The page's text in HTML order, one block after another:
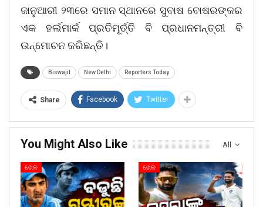
ଜାନୁଆରୀ ୨୩ରେ ସମାନ ସ୍ଥାନରେ ସୁବାଷ ବୋଷରଙ୍କର
ଏକ ହର୍ଲମାର୍କ ପ୍ରତିମୂର୍ତ୍ତି ବି ପ୍ରଧାନମନ୍ତ୍ରୀ ବି
ଉନ୍ମୋଚନ କରିଛନ୍ତି।
Biswajit New Delhi Reporters Today
Share Facebook Twitter
All
You Might Also Like
ଖେଳ ଖେଳ